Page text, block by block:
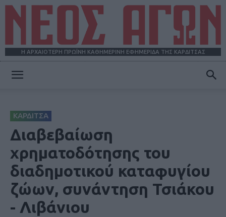
Η ΑΡΧΑΙΟΤΕΡΗ ΠΡΩΪΝΗ ΚΑΘΗΜΕΡΙΝΗ ΕΦΗΜΕΡΙΔΑ ΤΗΣ ΚΑΡΔΙΤΣΑΣ
ΚΑΡΔΙΤΣΑ
Διαβεβαίωση
χρηματοδότησης του
διαδημοτικού καταφυγίου
ζώων, συνάντηση Τσιάκου
- Λιβάνιου